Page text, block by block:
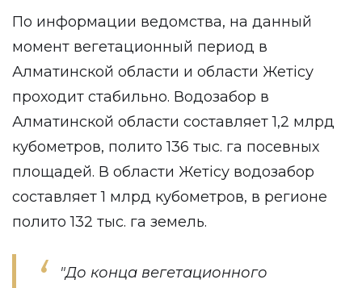
По информации ведомства, на данный
момент вегетационный период в
Алматинской области и области Жетісу
проходит стабильно. Водозабор в
Алматинской области составляет 1,2 млрд
кубометров, полито 136 тыс. га посевных
площадей. В области Жетісу водозабор
составляет 1 млрд кубометров, в регионе
полито 132 тыс. га земель.
"До конца вегетационного